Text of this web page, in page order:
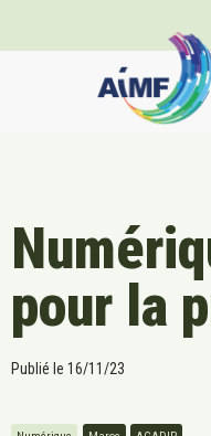
pour la
Publié le 16/11/23